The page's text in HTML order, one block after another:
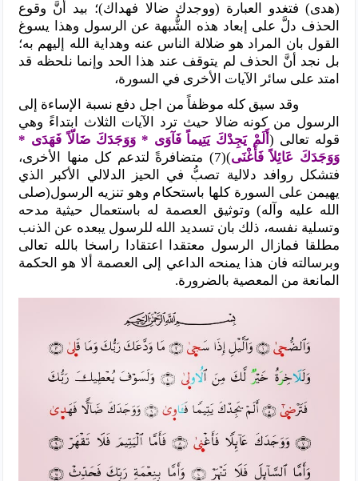
(هدى) فتغدو العبارة (ووجدك ضالا فهداك)؛ بيد أنَّ وقوع
الحذف دلَّ على إبعاد هذه الشُّبهة عن الرسول وهذا يسوغ
القول بان المراد هو ضلالة الناس عنه وهداية الله إليهم به؛
بل نجد أنَّ الحذف لم يتوقف عند هذا الحد وإنما نلحظه قد
امتد على سائر الآيات الأخرى في السورة،
وقد سيق كله موظفاً من اجل دفع نسبة الإساءة إلى
الرسول من كونه ضالا حيث ترد الآيات الثلاث ابتداءً وهي
قوله تعالى (أَلَمْ يَجِدْكَ يَتِيماً فَآوَى * وَوَجَدَكَ ضَالّاً فَهَدَى *
وَوَجَدَكَ عَائِلاً فَأَغْنَى
)(7) متضافرةً لتدعم كل منها الأخرى،
فتشكل روافد دلالية تصبُّ في الحيز الدلالي الأكبر الذي
يهيمن على السورة كلها باستحكام وهو تنزيه الرسول(صلى
الله عليه وآله) وتوثيق العصمة له باستعمال حيثية مدحه
وتسلية نفسه، ذلك بان تسديد الله للرسول يبعده عن الذنب
مطلقا فمازال الرسول معتقدا اعتقادا راسخا بالله تعالى
وبرسالته فان هذا يمنحه الداعي إلى العصمة ألا هو الحكمة
المانعة من المعصية بالضرورة.